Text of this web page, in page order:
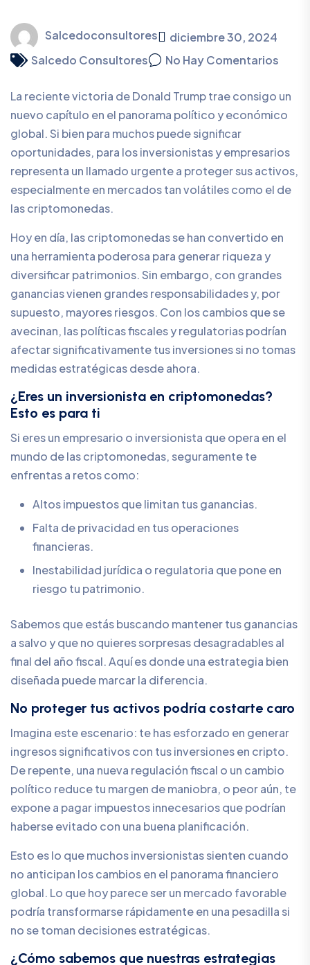
Salcedoconsultores
diciembre 30, 2024
Salcedo Consultores
No Hay Comentarios
La reciente victoria de Donald Trump trae consigo un
nuevo capítulo en el panorama político y económico
global. Si bien para muchos puede significar
oportunidades, para los inversionistas y empresarios
representa un llamado urgente a proteger sus activos,
especialmente en mercados tan volátiles como el de
las criptomonedas.
Hoy en día, las criptomonedas se han convertido en
una herramienta poderosa para generar riqueza y
diversificar patrimonios. Sin embargo, con grandes
ganancias vienen grandes responsabilidades y, por
supuesto, mayores riesgos. Con los cambios que se
avecinan, las políticas fiscales y regulatorias podrían
afectar significativamente tus inversiones si no tomas
medidas estratégicas desde ahora.
¿Eres un inversionista en criptomonedas?
Esto es para ti
Si eres un empresario o inversionista que opera en el
mundo de las criptomonedas, seguramente te
enfrentas a retos como:
Altos impuestos que limitan tus ganancias.
Falta de privacidad en tus operaciones
financieras.
Inestabilidad jurídica o regulatoria que pone en
riesgo tu patrimonio.
Sabemos que estás buscando mantener tus ganancias
a salvo y que no quieres sorpresas desagradables al
final del año fiscal. Aquí es donde una estrategia bien
diseñada puede marcar la diferencia.
No proteger tus activos podría costarte caro
Imagina este escenario: te has esforzado en generar
ingresos significativos con tus inversiones en cripto.
De repente, una nueva regulación fiscal o un cambio
político reduce tu margen de maniobra, o peor aún, te
expone a pagar impuestos innecesarios que podrían
haberse evitado con una buena planificación.
Esto es lo que muchos inversionistas sienten cuando
no anticipan los cambios en el panorama financiero
global. Lo que hoy parece ser un mercado favorable
podría transformarse rápidamente en una pesadilla si
no se toman decisiones estratégicas.
¿Cómo sabemos que nuestras estrategias